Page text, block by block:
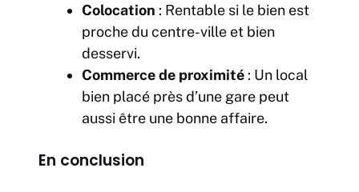
Colocation : Rentable si le bien est
proche du centre-ville et bien
desservi.
Commerce de proximité : Un local
bien placé près d’une gare peut
aussi être une bonne affaire.
En conclusion